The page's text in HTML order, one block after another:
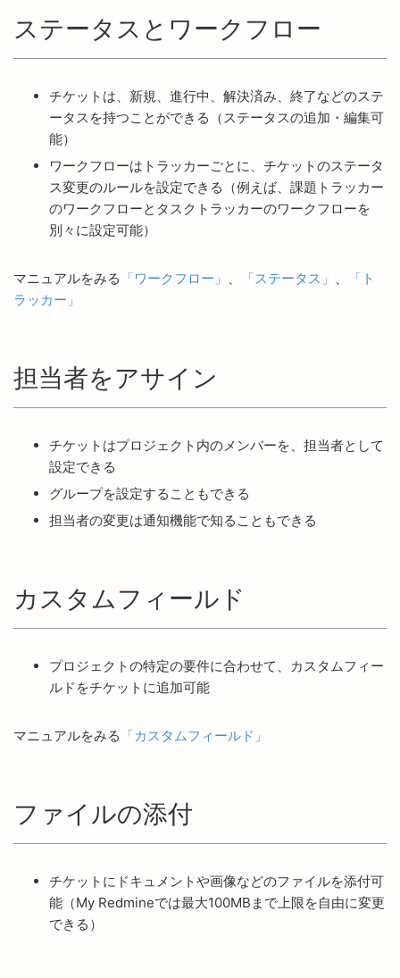
ステータスとワークフロー
チケットは、新規、進行中、解決済み、終了などのステ
ータスを持つことができる（ステータスの追加・編集可
能）
ワークフローはトラッカーごとに、チケットのステータ
ス変更のルールを設定できる（例えば、課題トラッカー
のワークフローとタスクトラッカーのワークフローを
別々に設定可能）
マニュアルをみる 「ワークフロー」 、 「ステータス」 、
「ト
ラッカー」
担当者をアサイン
チケットはプロジェクト内のメンバーを、担当者として
設定できる
グループを設定することもできる
担当者の変更は通知機能で知ることもできる
カスタムフィールド
プロジェクトの特定の要件に合わせて、カスタムフィー
ルドをチケットに追加可能
マニュアルをみる 「カスタムフィールド」
ファイルの添付
チケットにドキュメントや画像などのファイルを添付可
能（My Redmineでは最大100MBまで上限を自由に変更
できる）